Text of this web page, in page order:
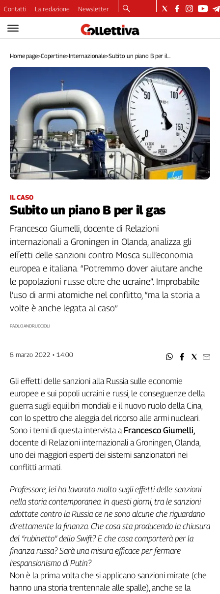
Video
Dirette
Longform
Economia
Lavoro
Ambiente
Diritti
Welfare
Italia
Internazionale
Categorie
Filcams
Filctem
Fillea
Fiom
Fisac
Fp
Slc
Inca
Caaf
Speciali
G8
di
Genova,
sangue
ragione
120
anni
Cgil
Collettiva
Academy
Collettiva
Play
Rubriche
Contatti La redazione Newsletter
Home page>Copertine>Internazionale>Subito un piano B per il...
IL CASO
Subito un piano B per il gas
Francesco Giumelli, docente di Relazioni
internazionali a Groningen in Olanda, analizza gli
effetti delle sanzioni contro Mosca sull’economia
europea e italiana. “Potremmo dover aiutare anche
le popolazioni russe oltre che ucraine”. Improbabile
l’uso di armi atomiche nel conflitto, “ma la storia a
volte è anche legata al caso”
PAOLO ANDRUCCIOLI
8 marzo 2022 • 14:00
Gli effetti delle sanzioni alla Russia sulle economie
europee e sui popoli ucraini e russi, le conseguenze della
guerra sugli equilibri mondiali e il nuovo ruolo della Cina,
con lo spettro che aleggia del ricorso alle armi nucleari.
Sono i temi di questa intervista a Francesco Giumelli,
docente di Relazioni internazionali a Groningen, Olanda,
uno dei maggiori esperti dei sistemi sanzionatori nei
conflitti armati.
Professore, lei ha lavorato molto sugli effetti delle sanzioni
nella storia contemporanea. In questi giorni, tra le sanzioni
adottate contro la Russia ce ne sono alcune che riguardano
direttamente la finanza. Che cosa sta producendo la chiusura
del “rubinetto” dello Swift? E che cosa comporterà per la
finanza russa? Sarà una misura efficace per fermare
l’espansionismo di Putin?
Non è la prima volta che si applicano sanzioni mirate (che
hanno una storia trentennale alle spalle), anche se la